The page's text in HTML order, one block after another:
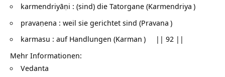
karmendriyāṇi : (sind) die Tatorgane (Karmendriya )
pravaṇena : weil sie gerichtet sind (Pravana )
karmasu : auf Handlungen (Karman ) || 92 ||
Mehr Informationen:
Vedanta